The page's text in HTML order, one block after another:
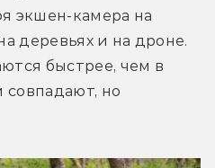
экшен-камера на
деревьях и на дроне.
быстрее, чем в
совпадают, но